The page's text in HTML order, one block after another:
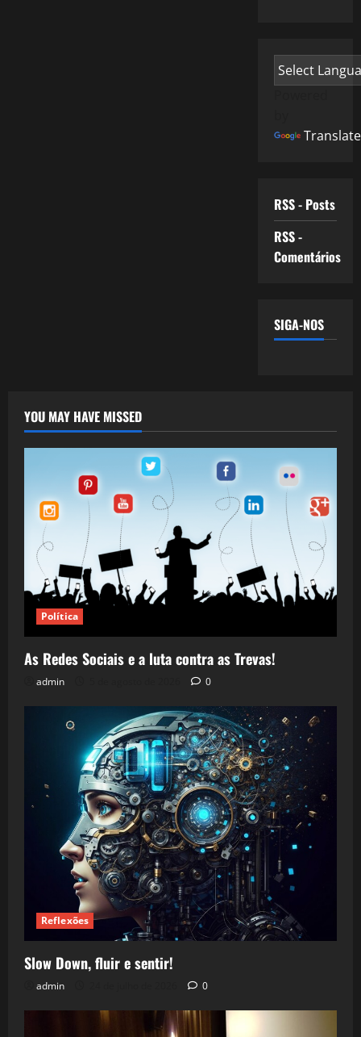
Translate
RSS - Posts
RSS -
Comentários
SIGA-NOS
YOU MAY HAVE MISSED
Política
As Redes Sociais e a luta contra as Trevas!
admin 0
Reflexões
Slow Down, fluir e sentir!
admin 0